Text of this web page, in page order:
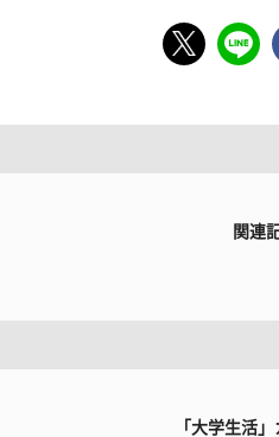
関連
「大学生活